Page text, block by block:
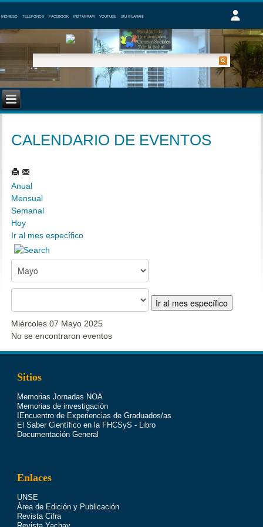
INGRESO TELÉFONOS FACEBOOK INSTAGRAM YOUTUBE SIU GUARANI
CALENDARIO DE EVENTOS
Anual
Mensual
Semanal
Hoy
Ir al mes específico
Ir al mes específico
Miércoles 07 Mayo 2025
No se encontraron eventos
Sitios
Memorias Jornadas NOA
Memorias de investigación
IEncuentro de Experiencias de Graduados/as
El Saber Científico en la FHCSyS - Libro
Documentación General
Enlaces
UNSE
Área de Edición y Publicación
Revista Cifra